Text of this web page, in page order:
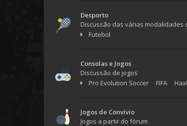
Desporto
Discussão das várias modalidades
Futebol
Consolas e Jogos
Discussão de jogos
Pro Evolution Soccer
FIFA
Jogos de Convívio
Jogos a partir do fórum